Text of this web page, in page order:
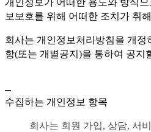
개인정보가 어떠한 용도와 방식
보보호를 위해 어떠한 조치가 취
회사는 개인정보처리방침을 개
항(또는 개별공지)을 통하여 공지
수집하는 개인정보 항목
회사는 회원 가입, 상담, 서